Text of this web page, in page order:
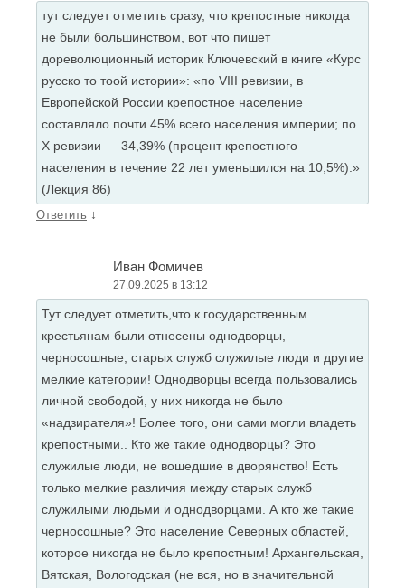
тут следует отметить сразу, что крепостные никогда
не были большинством, вот что пишет
дореволюционный историк Ключевский в книге «Курс
русско то тоой истории»: «по VIII ревизии, в
Европейской России крепостное население
составляло почти 45% всего населения империи; по
Х ревизии — 34,39% (процент крепостного
населения в течение 22 лет уменьшился на 10,5%).»
(Лекция 86)
Ответить ↓
Иван Фомичев
27.09.2025 в 13:12
Тут следует отметить,что к государственным
крестьянам были отнесены однодворцы,
черносошные, старых служб служилые люди и другие
мелкие категории! Однодворцы всегда пользовались
личной свободой, у них никогда не было
«надзирателя»! Более того, они сами могли владеть
крепостными.. Кто же такие однодворцы? Это
служилые люди, не вошедшие в дворянство! Есть
только мелкие различия между старых служб
служилыми людьми и однодворцами. А кто же такие
черносошные? Это население Северных областей,
которое никогда не было крепостным! Архангельская,
Вятская, Вологодская (не вся, но в значительной